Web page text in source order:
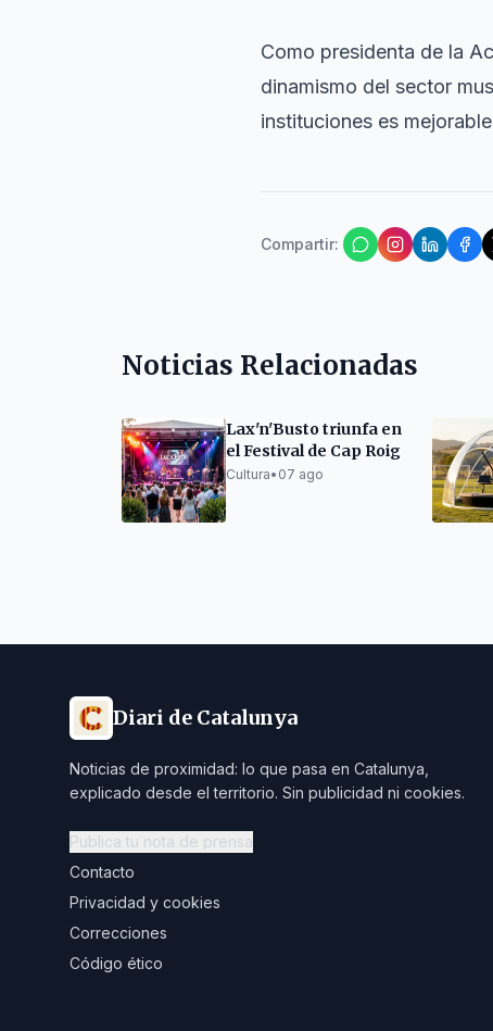
Como presidenta de la
dinamismo del sector
instituciones es
Compartir:
Noticias Relacionadas
Lax'n'Busto triunfa en
el Festival de Cap Roig
Cultura• 07 ago
Diari de Catalunya
Noticias de proximidad: lo que pasa en Catalunya,
explicado desde el territorio. Sin publicidad ni cookies.
Publica tu nota de prensa
Contacto
Privacidad y cookies
Correcciones
Código ético